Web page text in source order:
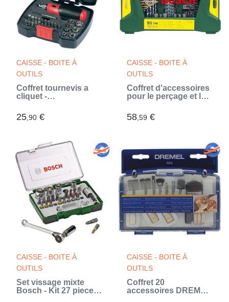
CAISSE - BOITE À
OUTILS
Coffret tournevis a
cliquet -
A7175-XJ - 43 pieces -
embouts, douilles
25,90 €
CAISSE - BOITE À
OUTILS
Coffret d'accessoires
pour le perçage et le
pcs) - BOSCH
58,59 €
CAISSE - BOITE À
OUTILS
Set vissage mixte
Bosch - Kit 27 pieces,
CAISSE - BOITE À
OUTILS
Coffret 20
accessoires DREMEL